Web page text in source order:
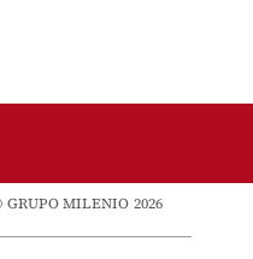
GRUPO MILENIO 2026